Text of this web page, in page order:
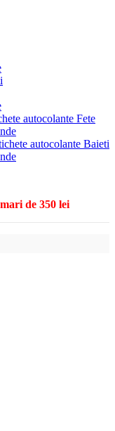
autocolante Fete
autocolante Baieti
de 350 lei